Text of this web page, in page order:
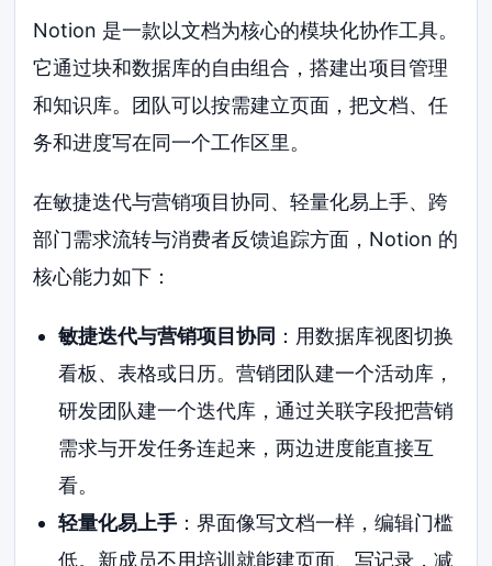
Notion 是一款以文档为核心的模块化协作工具。
它通过块和数据库的自由组合，搭建出项目管理
和知识库。团队可以按需建立页面，把文档、任
务和进度写在同一个工作区里。
在敏捷迭代与营销项目协同、轻量化易上手、跨
部门需求流转与消费者反馈追踪方面，Notion 的
核心能力如下：
敏捷迭代与营销项目协同 ：用数据库视图切换
看板、表格或日历。营销团队建一个活动库，
研发团队建一个迭代库，通过关联字段把营销
需求与开发任务连起来，两边进度能直接互
看。
轻量化易上手：界面像写文档一样，编辑门槛
低。新成员不用培训就能建页面、写记录，减